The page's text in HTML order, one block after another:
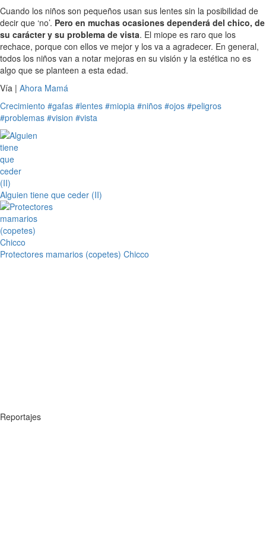
Cuando los niños son pequeños usan sus lentes sin la posibilidad de
decir que ‘no’. Pero en muchas ocasiones dependerá del chico, de
su carácter y su problema de vista. El miope es raro que los
rechace, porque con ellos ve mejor y los va a agradecer. En general,
todos los niños van a notar mejoras en su visión y la estética no es
algo que se planteen a esta edad.
Vía | Ahora Mamá
Crecimiento #gafas #lentes #miopia #niños #ojos #peligros
#problemas #vision #vista
Alguien tiene que ceder (II)
Protectores mamarios (copetes) Chicco
Reportajes